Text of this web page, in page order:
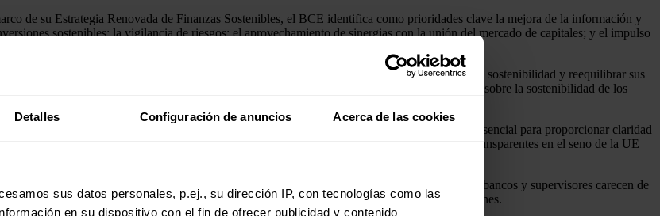
Detalles Configuración de anuncios Acerca de las cookies
sus datos personales, p.ej., su dirección IP, con tecnologías como las
en su dispositivo con el fin de ofrecer publicidad y contenido
de su Estrategia Renovada de Finanzas Sostenibles, el BCE identifica como prioridades clave la mejora de la información y
sostenibles; la vigilancia de riesgos; el aprovechamiento de sinergias con la unión del mercado de capitales; y el impulso
de sus inversiones pueden tomar decisiones financieras coherentes con sus preferencias de sostenibilidad y reequilibrar sus
numerosos fallos de información en el mercado, incluyendo inconsistencias en la información sobre la sostenibilidad de los
de fiabilidad.
corregir estos problemas, para lo que la taxonomía presentada por la UE supone un hito esencial para proporcionar claridad
de su alcance sectorial, además del desarrollo de estándares fiables, verificables y transparentes en el seno de la UE
complemento necesario desde una perspectiva prudencial de la taxonomía 'verde', ya que bancos y supervisores carecen de
ya que la taxonomía 'verde' principalmente responde a propósitos de gestión de inversiones.